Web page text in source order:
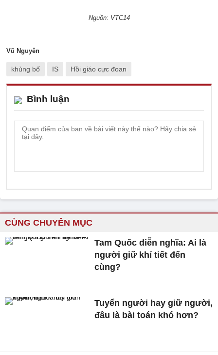
Nguồn: VTC14
Vũ Nguyên
khủng bố IS Hồi giáo cực đoan
Bình luận
CÙNG CHUYÊN MỤC
Tam Quốc diễn nghĩa: Ai là
người giữ khí tiết đến
cùng?
Tuyển người hay giữ người,
đâu là bài toán khó hơn?